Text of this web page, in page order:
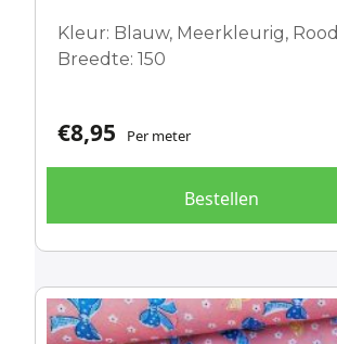
Kleur: Blauw, Meerkleurig, Rood
Breedte: 150
€8,95 Per meter
Bestellen